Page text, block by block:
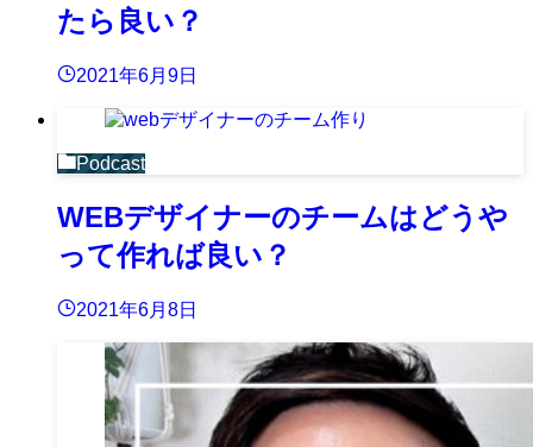
たら良い？
2021年6月9日
Podcast
WEBデザイナーのチームはどうや
って作れば良い？
2021年6月8日